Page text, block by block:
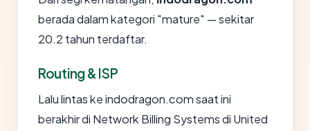
berada dalam kategori "mature" — sekitar
20.2 tahun terdaftar.
Routing & ISP
Lalu lintas ke indodragon.com saat ini
berakhir di Network Billing Systems di United